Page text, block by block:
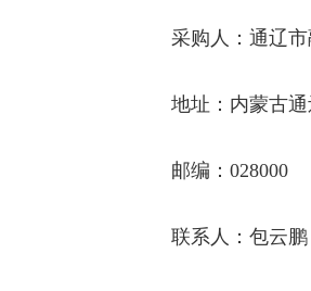
采购人：通辽
地址：内蒙古
邮编：028000
联系人：包云鹏